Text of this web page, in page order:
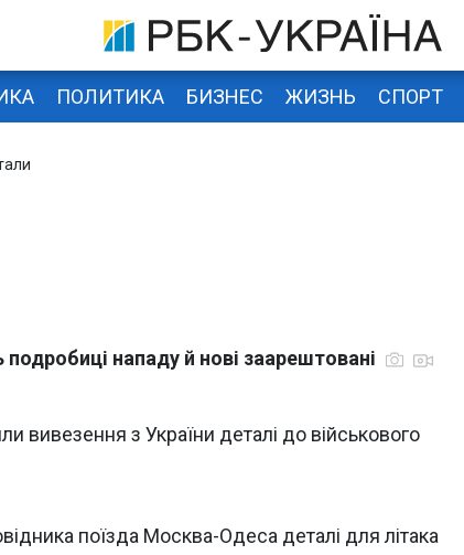
ПОЛИТИКА БИЗНЕС ЖИЗНЬ СПОРТ
нападу й нові заарештовані
вивезення з України деталі до військового
поїзда Москва-Одеса деталі для літака